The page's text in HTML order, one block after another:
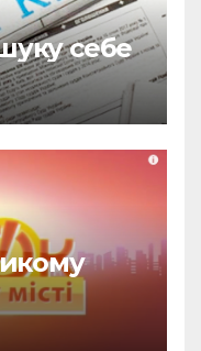
себе